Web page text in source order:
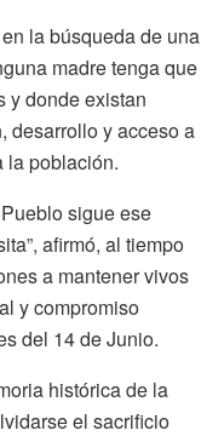
la búsqueda de una
madre tenga que
y donde existan
desarrollo y acceso a
la población.
sigue ese
afirmó, al tiempo
a mantener vivos
y compromiso
del 14 de Junio.
histórica de la
el sacrificio